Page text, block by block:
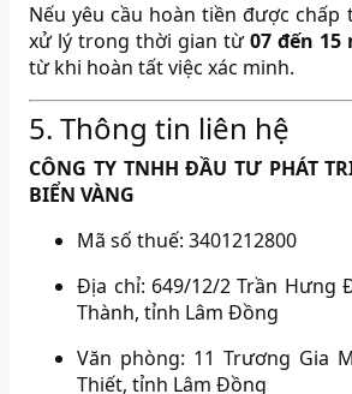
Nếu yêu cầu hoàn tiền được chấp
xử lý trong thời gian từ07 đến 15
từ khi hoàn tất việc xác minh.
5. Thông tin liên hệ
CÔNG TY TNHH ĐẦU TƯ PHÁT
BIỂN VÀNG
Mã số thuế: 3401212800
Địa chỉ: 649/12/2 Trần Hưng
Thành, tỉnh Lâm Đồng
Văn phòng: 11 Trương Gia
Thiết, tỉnh Lâm Đồng